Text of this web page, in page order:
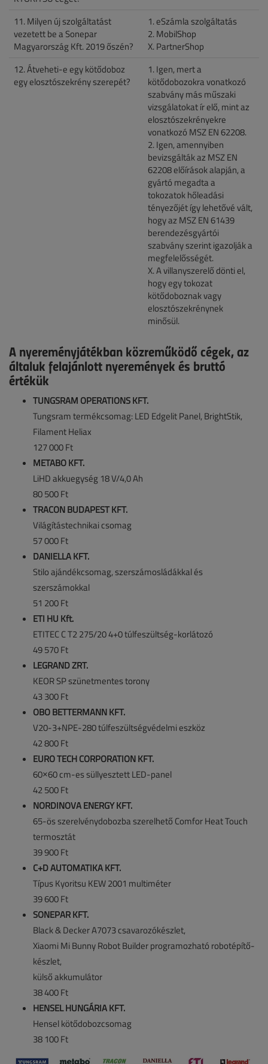
11. Milyen új szolgáltatást
vezetett be a Sonepar
Magyarország Kft. 2019 őszén?
1. eSzámla szolgáltatás
2. MobilShop
X. PartnerShop
12. Átveheti-e egy kötődoboz
egy elosztószekrény szerepét?
1. Igen, mert a
kötődobozokra vonatkozó
szabvány más műszaki
vizsgálatokat ír elő, mint az
elosztószekrényekre
vonatkozó MSZ EN 62208.
2. Igen, amennyiben
bevizsgálták az MSZ EN
62208 előírások alapján, a
gyártó megadta a
tokozatok hőleadási
tényezőjét így lehetővé vált,
hogy az MSZ EN 61439
berendezésgyártói
szabvány szerint igazolják a
megfelelősségét.
X. A villanyszerelő dönti el,
hogy egy tokozat
kötődoboznak vagy
elosztószekrénynek
minősül.
A nyereményjátékban közreműködő cégek, az
általuk felajánlott nyeremények és bruttó
értékük
TUNGSRAM OPERATIONS KFT.
Tungsram termékcsomag: LED Edgelit Panel, BrightStik,
Filament Heliax
127 000 Ft
METABO KFT.
LiHD akkuegység 18 V/4,0 Ah
80 500 Ft
TRACON BUDAPEST KFT.
Világítástechnikai csomag
57 000 Ft
DANIELLA KFT.
Stilo ajándékcsomag, szerszámosládákkal és
szerszámokkal
51 200 Ft
ETI HU Kft.
ETITEC C T2 275/20 4+0 túlfeszültség-korlátozó
49 570 Ft
LEGRAND ZRT.
KEOR SP szünetmentes torony
43 300 Ft
OBO BETTERMANN KFT.
V20-3+NPE-280 túlfeszültségvédelmi eszköz
42 800 Ft
EURO TECH CORPORATION KFT.
60×60 cm-es süllyesztett LED-panel
42 500 Ft
NORDINOVA ENERGY KFT.
65-ös szerelvénydobozba szerelhető Comfor Heat Touch
termosztát
39 900 Ft
C+D AUTOMATIKA KFT.
Típus Kyoritsu KEW 2001 multiméter
39 600 Ft
SONEPAR KFT.
Black & Decker A7073 csavarozókészlet,
Xiaomi Mi Bunny Robot Builder programozható robotépítő-
készlet,
külső akkumulátor
38 400 Ft
HENSEL HUNGÁRIA KFT.
Hensel kötődobozcsomag
38 100 Ft